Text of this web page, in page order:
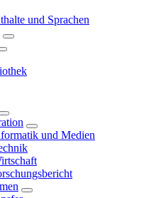
und Sprachen
und Medien